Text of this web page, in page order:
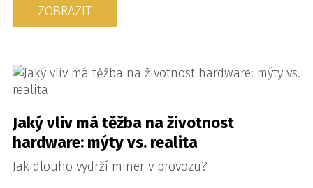
ZOBRAZIT
Jaký vliv má těžba na životnost
hardware: mýty vs. realita
Jak dlouho vydrží miner v provozu?